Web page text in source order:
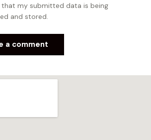
that my submitted data is being
and stored.